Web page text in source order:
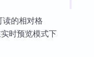
的相对格
时预览模式下